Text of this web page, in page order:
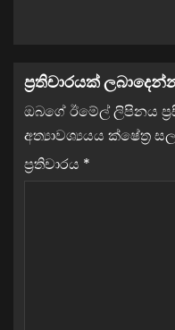
ප්‍රතිචාරයක්
ඔබගේ ඊමේල් ලිපිනය
අත්‍යාවශ්‍යයය ක්ෂේත්‍ර
ප්‍රතිචාරය *